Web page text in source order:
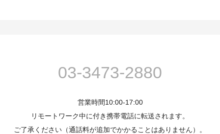
03-3473-2880
営業時間10:00-17:00
リモートワーク中に付き携帯電話に転送されます。
ご了承ください（通話料が追加でかかることはありません）。